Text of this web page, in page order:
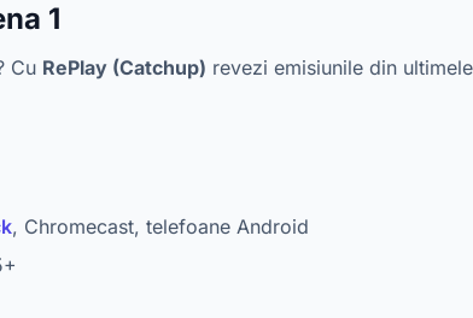
1
Cu RePlay (Catchup) revezi emisiunile din ultimele
, Chromecast, telefoane Android